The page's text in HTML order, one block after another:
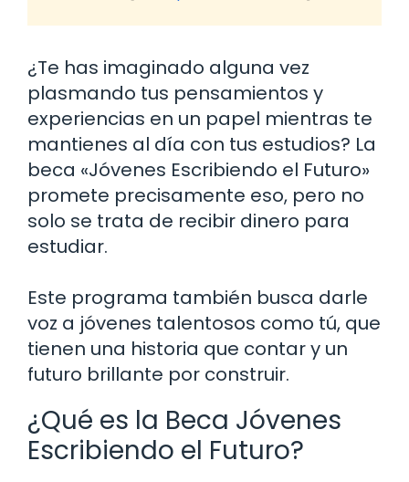
¿Te has imaginado alguna vez
plasmando tus pensamientos y
experiencias en un papel mientras te
mantienes al día con tus estudios? La
beca «Jóvenes Escribiendo el Futuro»
promete precisamente eso, pero no
solo se trata de recibir dinero para
estudiar.
Este programa también busca darle
voz a jóvenes talentosos como tú, que
tienen una historia que contar y un
futuro brillante por construir.
¿Qué es la Beca Jóvenes
Escribiendo el Futuro?